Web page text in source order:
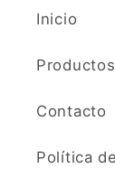
Inicio
Productos
Contacto
Política